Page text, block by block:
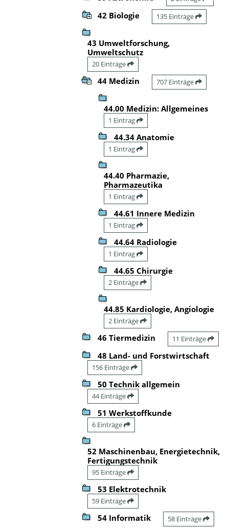
42 Biologie 135 Einträge
43 Umweltforschung,
Umweltschutz
20 Einträge
44 Medizin 707 Einträge
44.00 Medizin: Allgemeines
1 Eintrag
44.34 Anatomie
1 Eintrag
44.40 Pharmazie,
Pharmazeutika
1 Eintrag
44.61 Innere Medizin
1 Eintrag
44.64 Radiologie
1 Eintrag
44.65 Chirurgie
2 Einträge
44.85 Kardiologie, Angiologie
2 Einträge
46 Tiermedizin 11 Einträge
48 Land- und Forstwirtschaft
156 Einträge
50 Technik allgemein
44 Einträge
51 Werkstoffkunde
6 Einträge
52 Maschinenbau, Energietechnik,
Fertigungstechnik
95 Einträge
53 Elektrotechnik
59 Einträge
54 Informatik 58 Einträge